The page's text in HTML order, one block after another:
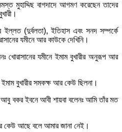
মুহাদ্দিছ বাগদাদে আগমণ করেছেন তাদের
ইল্লত (দুর্বলতা), ইতিহাস এবং সনদ সম্পর্কে
যমীনে আর কাউকে দেখিনি।
খোরাসানের যমীনে ইমাম বুখারীর অনুরূপ আর
বুখারীর সমকক্ষ আর কেউ ছিলনা।
আবু বকর ইবনে আবী শায়বা বলেনঃ আমি তাঁর মত
কেউ আছে বলে আমার জানা নেই।